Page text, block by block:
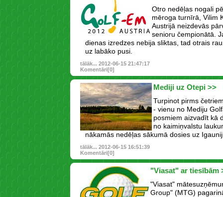
Otro nedēļas nogali
mēroga turnīrā, Vilim
Austrijā neizdevās
senioru čempionātā.
dienas izredzes nebija sliktas, tad otrais
uz labāko pusi.
tālāk... 2012-06-15 21:47:17
Komentāri[0]
Mediji uz Otepi >>
Turpinot pirms
- vienu no Mediju
posmiem aizvadīt kā
no kaimiņvalstu
nākamās nedēļas sākumā dosies uz
tālāk... 2012-06-15 16:51:39
Komentāri[0]
"Viasat" ar tiesībām
"Viasat"
Group" (MTG)